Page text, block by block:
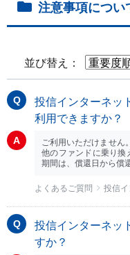
注意事項につい
並び替え：
投信インターネッ
利用できますか？
ご利用いただけませ
他のファンドに乗り換
期間は、償還日から償
よくあるご質問 投信
投信インターネッ
すか？